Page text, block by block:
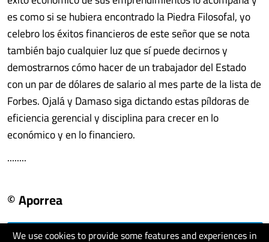
We use cookies to provide some features and experiences in
es como si se hubiera encontrado la Piedra Filosofal, yo
celebro los éxitos financieros de este señor que se nota
también bajo cualquier luz que sí puede decirnos y
demostrarnos cómo hacer de un trabajador del Estado
con un par de dólares de salario al mes parte de la lista de
Forbes. Ojalá y Damaso siga dictando estas píldoras de
eficiencia gerencial y disciplina para crecer en lo
económico y en lo financiero.
........
© Aporrea